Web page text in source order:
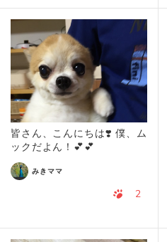
皆さん、こんにちは❣️ 僕、ム
ックだよん！💕💕
みきママ
2